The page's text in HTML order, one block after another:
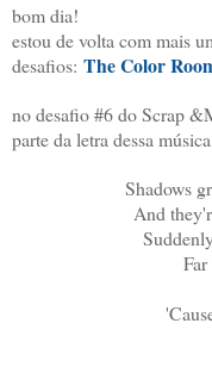
bom dia!
estou de volta com mais
desafios: The Color
no desafio #6 do Scrap
parte da letra dessa
Shadows
And